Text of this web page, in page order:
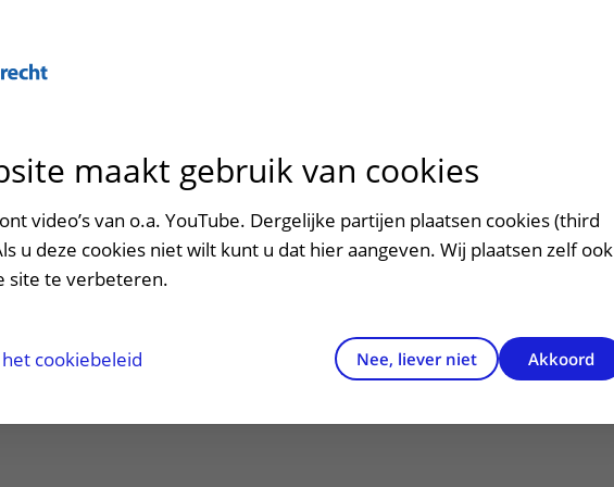
patiëntportaal
het ziekenhuis
en voorzieningen
en veiligheid
Contact en route
Contactgegevens
Verwijzers
Teleconsult aanvragen
Zorgverlenersportaal
bij
Ziekenhuis
maakt gebruik van cookies
video’s van o.a. YouTube. Dergelijke partijen plaatsen cookies (third
u deze cookies niet wilt kunt u dat hier aangeven. Wij plaatsen zelf ook
site te verbeteren.
cookiebeleid Nee, liever niet Akkoord